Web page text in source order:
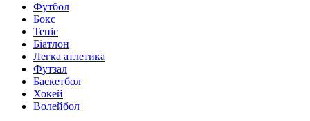
Футбол
Бокс
Теніс
Біатлон
Легка атлетика
Футзал
Баскетбол
Хокей
Волейбол